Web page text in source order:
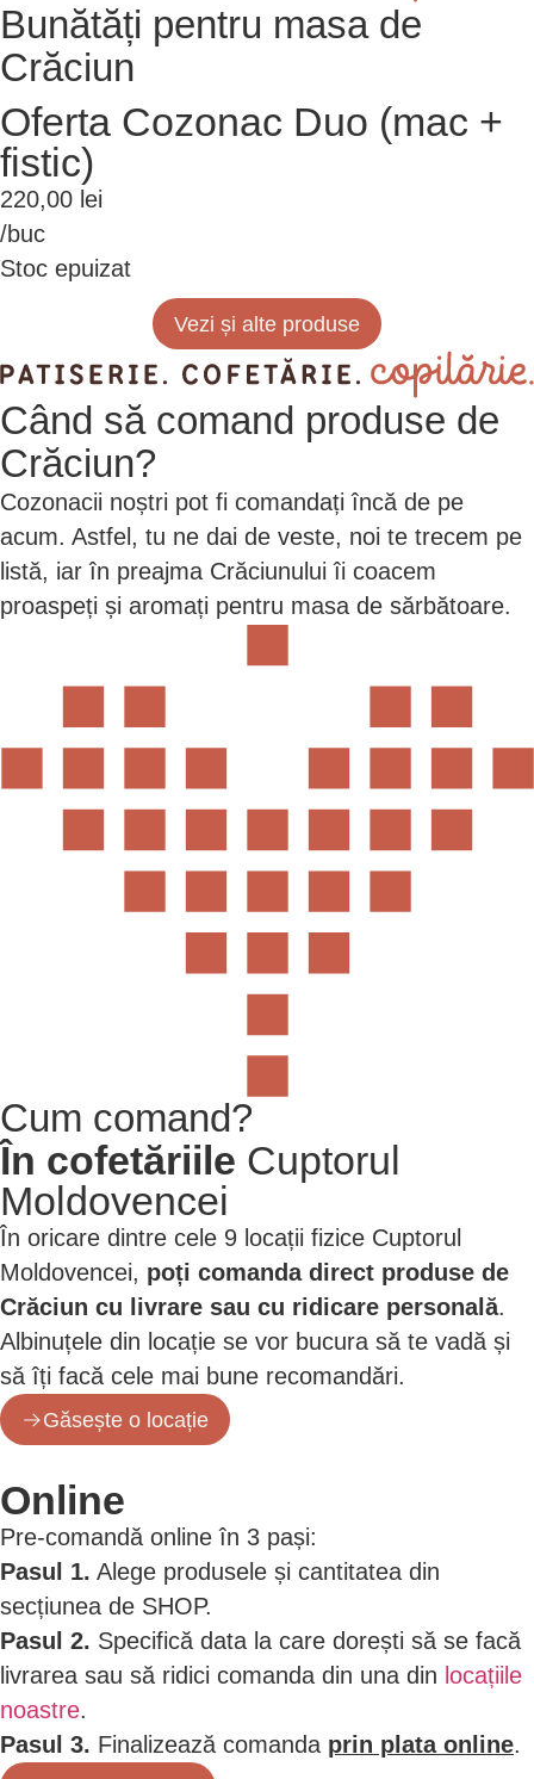
Bunătăți pentru masa de
Crăciun
Oferta Cozonac Duo (mac +
fistic)
220,00 lei
/buc
Stoc epuizat
Vezi și alte produse
Când să comand produse de
Crăciun?
Cozonacii noștri pot fi comandați încă de pe
acum. Astfel, tu ne dai de veste, noi te trecem pe
listă, iar în preajma Crăciunului îi coacem
proaspeți și aromați pentru masa de sărbătoare.
Cum comand?
În cofetăriile Cuptorul
Moldovencei
În oricare dintre cele 9 locații fizice Cuptorul
Moldovencei, poți comanda direct produse de
Crăciun cu livrare sau cu ridicare personală.
Albinuțele din locație se vor bucura să te vadă și
să îți facă cele mai bune recomandări.
Găsește o locație
Online
Pre-comandă online în 3 pași:
Pasul 1. Alege produsele și cantitatea din
secțiunea de SHOP.
Pasul 2. Specifică data la care dorești să se facă
livrarea sau să ridici comanda din una din locațiile
noastre.
Pasul 3. Finalizează comanda prin plata online.